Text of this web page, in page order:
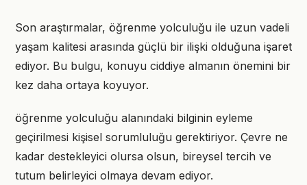
Son araştırmalar, öğrenme yolculuğu ile uzun vadeli
yaşam kalitesi arasında güçlü bir ilişki olduğuna işaret
ediyor. Bu bulgu, konuyu ciddiye almanın önemini bir
kez daha ortaya koyuyor.
öğrenme yolculuğu alanındaki bilginin eyleme
geçirilmesi kişisel sorumluluğu gerektiriyor. Çevre ne
kadar destekleyici olursa olsun, bireysel tercih ve
tutum belirleyici olmaya devam ediyor.